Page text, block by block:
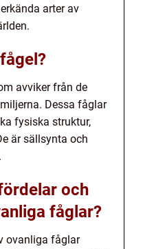
arter av
avviker från de
Dessa fåglar
fysiska struktur,
är sällsynta och
och
fåglar?
ovanliga fåglar